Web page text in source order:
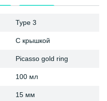
Type 3
С крышкой
Picasso gold ring
100 мл
15 мм